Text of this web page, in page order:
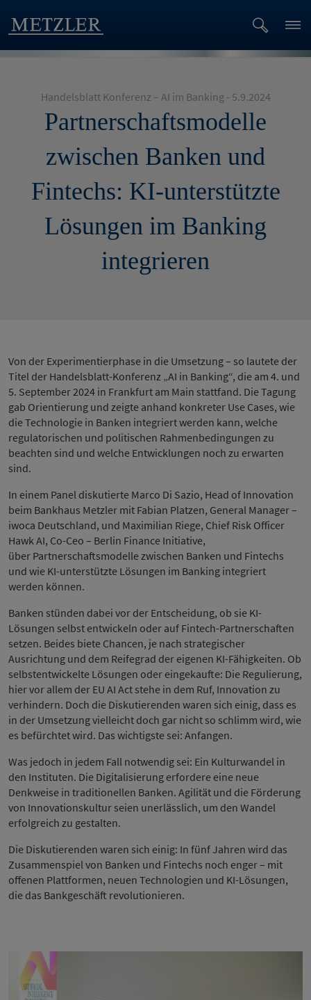
Handelsblatt Konferenz – AI im Banking - 5.9.2024
Partnerschaftsmodelle
zwischen Banken und
Fintechs: KI-unterstützte
Lösungen im Banking
integrieren
Von der Experimentierphase in die Umsetzung – so lautete der
Titel der Handelsblatt-Konferenz „AI in Banking“, die am 4. und
5. September 2024 in Frankfurt am Main stattfand. Die Tagung
gab Orientierung und zeigte anhand konkreter Use Cases, wie
die Technologie in Banken integriert werden kann, welche
regulatorischen und politischen Rahmenbedingungen zu
beachten sind und welche Entwicklungen noch zu erwarten
sind.
In einem Panel diskutierte Marco Di Sazio, Head of Innovation
beim Bankhaus Metzler mit Fabian Platzen, General Manager –
iwoca Deutschland, und Maximilian Riege, Chief Risk Officer
Hawk AI, Co-Ceo – Berlin Finance Initiative,
über Partnerschaftsmodelle zwischen Banken und Fintechs
und wie KI-unterstützte Lösungen im Banking integriert
werden können.
Banken stünden dabei vor der Entscheidung, ob sie KI-
Lösungen selbst entwickeln oder auf Fintech-Partnerschaften
setzen. Beides biete Chancen, je nach strategischer
Ausrichtung und dem Reifegrad der eigenen KI-Fähigkeiten. Ob
selbstentwickelte Lösungen oder eingekaufte: Die Regulierung,
hier vor allem der EU AI Act stehe in dem Ruf, Innovation zu
verhindern. Doch die Diskutierenden waren sich einig, dass es
in der Umsetzung vielleicht doch gar nicht so schlimm wird, wie
es befürchtet wird. Das wichtigste sei: Anfangen.
Was jedoch in jedem Fall notwendig sei: Ein Kulturwandel in
den Instituten. Die Digitalisierung erfordere eine neue
Denkweise in traditionellen Banken. Agilität und die Förderung
von Innovationskultur seien unerlässlich, um den Wandel
erfolgreich zu gestalten.
Die Diskutierenden waren sich einig: In fünf Jahren wird das
Zusammenspiel von Banken und Fintechs noch enger – mit
offenen Plattformen, neuen Technologien und KI-Lösungen,
die das Bankgeschäft revolutionieren.